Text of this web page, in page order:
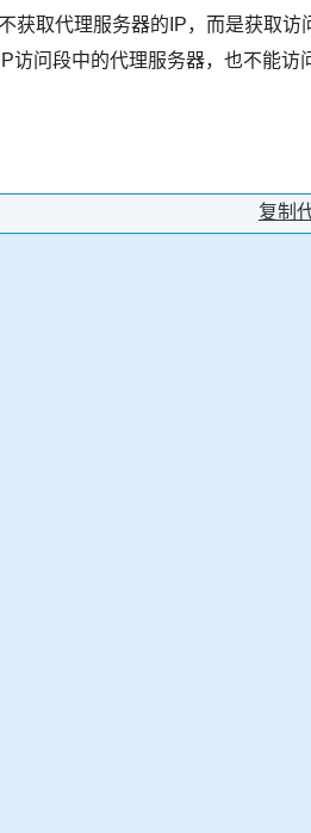
获取代理服务器的IP，而是获取访
访问段中的代理服务器，也不能访
复制